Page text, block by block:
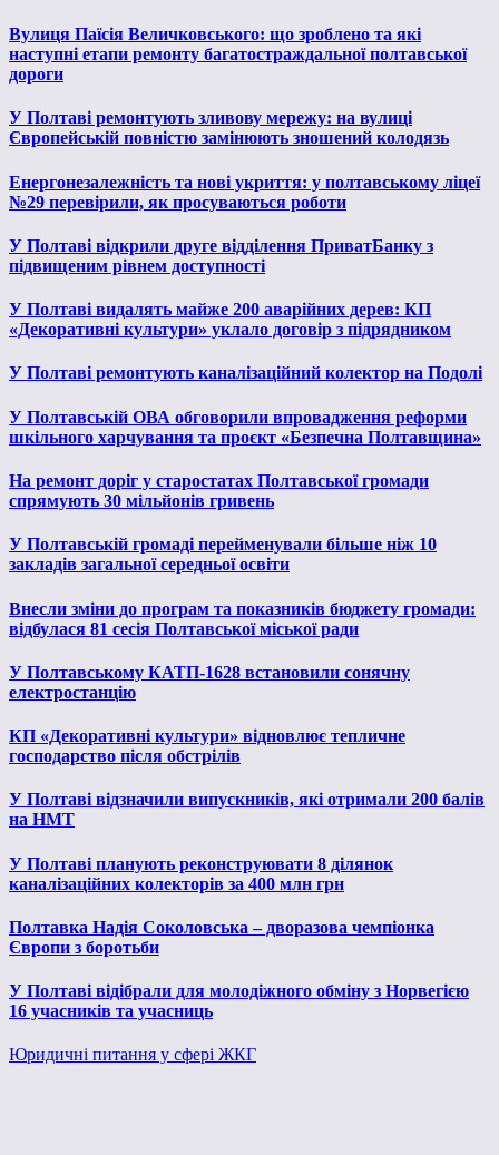
Вулиця Паїсія Величковського: що зроблено та які
наступні етапи ремонту багатостраждальної полтавської
дороги
У Полтаві ремонтують зливову мережу: на вулиці
Європейській повністю замінюють зношений колодязь
Енергонезалежність та нові укриття: у полтавському ліцеї
№29 перевірили, як просуваються роботи
У Полтаві відкрили друге відділення ПриватБанку з
підвищеним рівнем доступності
У Полтаві видалять майже 200 аварійних дерев: КП
«Декоративні культури» уклало договір з підрядником
У Полтаві ремонтують каналізаційний колектор на Подолі
У Полтавській ОВА обговорили впровадження реформи
шкільного харчування та проєкт «Безпечна Полтавщина»
На ремонт доріг у старостатах Полтавської громади
спрямують 30 мільйонів гривень
У Полтавській громаді перейменували більше ніж 10
закладів загальної середньої освіти
Внесли зміни до програм та показників бюджету громади:
відбулася 81 сесія Полтавської міської ради
У Полтавському КАТП-1628 встановили сонячну
електростанцію
КП «Декоративні культури» відновлює тепличне
господарство після обстрілів
У Полтаві відзначили випускників, які отримали 200 балів
на НМТ
У Полтаві планують реконструювати 8 ділянок
каналізаційних колекторів за 400 млн грн
Полтавка Надія Соколовська – дворазова чемпіонка
Європи з боротьби
У Полтаві відібрали для молодіжного обміну з Норвегією
16 учасників та учасниць
Юридичні питання у сфері ЖКГ